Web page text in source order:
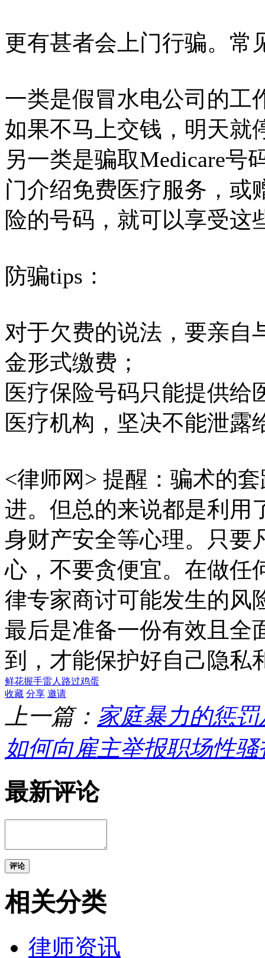
更有甚者会上门行骗。常
一类是假冒水电公司的工
如果不马上交钱，明天就
另一类是骗取Medicare号
门介绍免费医疗服务，或
险的号码，就可以享受这
防骗tips：
对于欠费的说法，要亲自
金形式缴费；
医疗保险号码只能提供给
医疗机构，坚决不能泄露
<律师网> 提醒：骗术的
进。但总的来说都是利用
身财产安全等心理。只要
心，不要贪便宜。在做任
律专家商讨可能发生的风
最后是准备一份有效且全
到，才能保护好自己隐私
鲜花握手雷人 路过鸡蛋
收藏 分享 邀请
上一篇： 家庭暴力的惩
如何向雇主举报职场性骚
最新评论
评论
相关分类
律师资讯